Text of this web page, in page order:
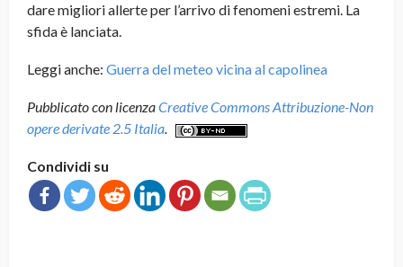
dare migliori allerte per l’arrivo di fenomeni estremi. La
sfida è lanciata.
Leggi anche: Guerra del meteo vicina al capolinea
Pubblicato con licenzaCreative Commons Attribuzione-Non
opere derivate 2.5 Italia.
Condividi su